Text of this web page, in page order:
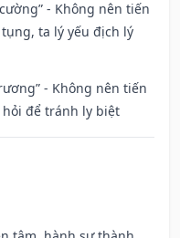
- Không nên tiến
ta lý yếu địch lý
- Không nên tiến
để tránh ly biệt